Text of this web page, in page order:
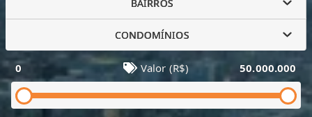
BAIRROS
CONDOMÍNIOS
0 Valor (R$) 50.000.000